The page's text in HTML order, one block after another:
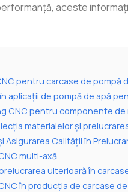
aceste
pentru carcase de pompă
aplicații de pompă de apă
CNC pentru componente
materialelor și
Asigurarea Calității în
multi-axă
ulterioară în
în producția de carcase